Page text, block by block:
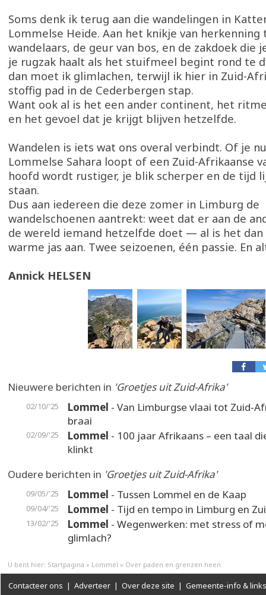
Soms denk ik terug aan die wandelingen in
Lommelse Heide. Aan het knikje van herkenning
wandelaars, de geur van bos, en de zakdoek die
je rugzak haalt als het stuifmeel begint rond te
dan moet ik glimlachen, terwijl ik hier in Zuid-
stoffig pad in de Cederbergen stap.
Want ook al is het een ander continent, het
en het gevoel dat je krijgt blijven hetzelfde.
Wandelen is iets wat ons overal verbindt. Of je
Lommelse Sahara loopt of een Zuid-Afrikaanse
hoofd wordt rustiger, je blik scherper en de tijd
staan.
Dus aan iedereen die deze zomer in Limburg de
wandelschoenen aantrekt: weet dat er aan de
de wereld iemand hetzelfde doet — al is het
warme jas aan. Twee seizoenen, één passie. En
Annick HELSEN
Nieuwere berichten in 'Groetjes uit Zuid-Afrika'
02/10/'25 Lommel - Van Limburgse vlaai tot Zuid-
braai
02/09/'25 Lommel - 100 jaar Afrikaans – een taal
klinkt
Oudere berichten in 'Groetjes uit Zuid-Afrika'
09/05/'25 Lommel - Tussen Lommel en de Kaap
09/04/'25 Lommel - Tijd en tempo in Limburg en
13/02/'25 Lommel - Wegenwerken: met stress of
glimlach?
U bent hier: Startpagina » Lommel » Over paden en grenzen heen
Contacteer ons | Adverteer | Over deze site | Gemeente-info & links